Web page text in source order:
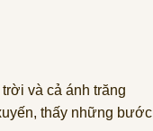
và cả ánh trăng
thấy những bước